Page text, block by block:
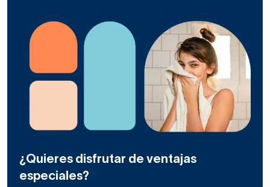
¿Quieres disfrutar de ventajas
especiales?